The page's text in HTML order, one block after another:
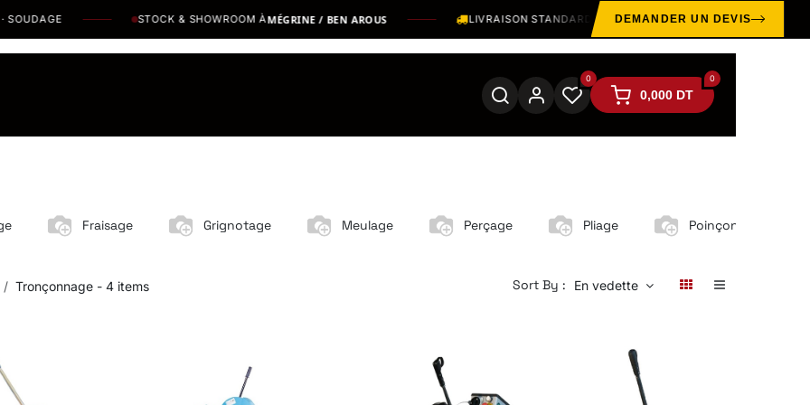
STOCK & SHOWROOM ÀMÉGRINE / BEN AROUS LIVRAISON STANDARD OFFERTE SUR LE GRAND TUNIS DÈS
DEMANDER UN DEVIS
0 0
0,000DT
Fraisage Grignotage Meulage Perçage Pliage Poinçonnage
Tronçonnage- 4 items Sort By : En vedette